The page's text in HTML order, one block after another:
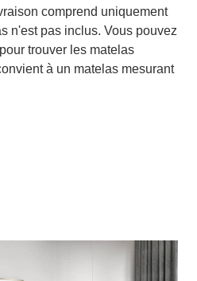
comprend uniquement
n'est pas inclus. Vous pouvez
trouver les matelas
à un matelas mesurant